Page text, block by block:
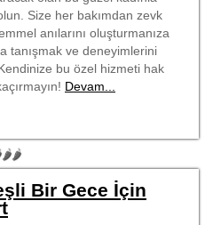
Size her bakımdan zevk
anılarını oluşturmanıza
tanışmak ve deneyimlerini
bu özel hizmeti hak
Devam...
Bir Gece İçin